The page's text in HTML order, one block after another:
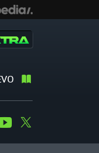
Youtube